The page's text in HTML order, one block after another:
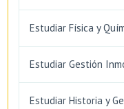
Estudiar Física y
Estudiar Gestión
Estudiar Historia y